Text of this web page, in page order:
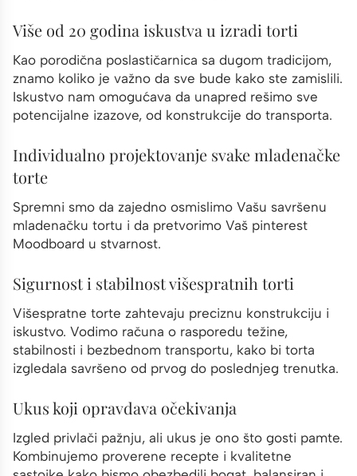
Više od 20 godina iskustva u izradi torti
Kao porodična poslastičarnica sa dugom tradicijom,
znamo koliko je važno da sve bude kako ste zamislili.
Iskustvo nam omogućava da unapred rešimo sve
potencijalne izazove, od konstrukcije do transporta.
Individualno projektovanje svake mladenačke
torte
Spremni smo da zajedno osmislimo Vašu savršenu
mladenačku tortu i da pretvorimo Vaš pinterest
Moodboard u stvarnost.
Sigurnost i stabilnost višespratnih torti
Višespratne torte zahtevaju preciznu konstrukciju i
iskustvo. Vodimo računa o rasporedu težine,
stabilnosti i bezbednom transportu, kako bi torta
izgledala savršeno od prvog do poslednjeg trenutka.
Ukus koji opravdava očekivanja
Izgled privlači pažnju, ali ukus je ono što gosti pamte.
Kombinujemo proverene recepte i kvalitetne